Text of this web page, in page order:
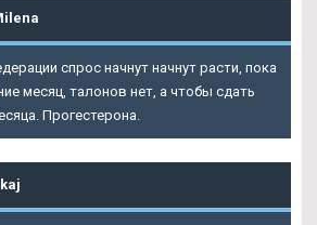
спрос начнут начнут расти, пока
месяц, талонов нет, а чтобы сдать
Прогестерона.